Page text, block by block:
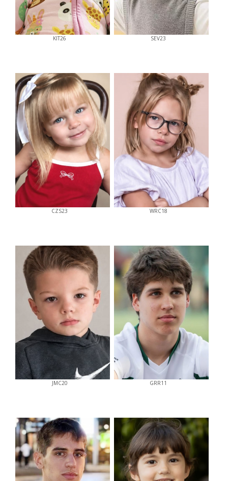
KIT26 SEV23
CZS23 WRC18
JMC20 GRR11